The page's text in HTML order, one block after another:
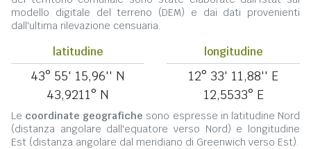
modello digitale del terreno (DEM) e dai dati provenienti
dall'ultima rilevazione censuaria.
latitudine
43° 55' 15,96'' N
43,9211° N
longitudine
12° 33' 11,88'' E
12,5533° E
Le coordinate geografiche sono espresse in latitudine Nord
(distanza angolare dall'equatore verso Nord) e longitudine
Est (distanza angolare dal meridiano di Greenwich verso Est).